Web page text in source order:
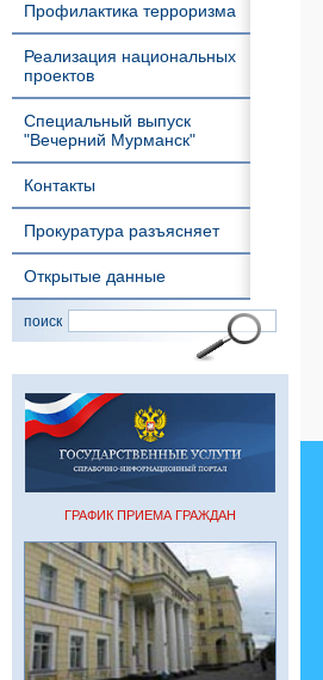
Профилактика терроризма
Реализация национальных
проектов
Специальный выпуск
"Вечерний Мурманск"
Контакты
Прокуратура разъясняет
Открытые данные
поиск
ГРАФИК ПРИЕМА ГРАЖДАН